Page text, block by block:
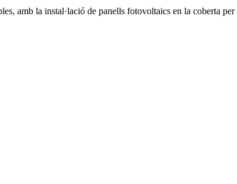
amb la instal·lació de panells fotovoltaics en la coberta